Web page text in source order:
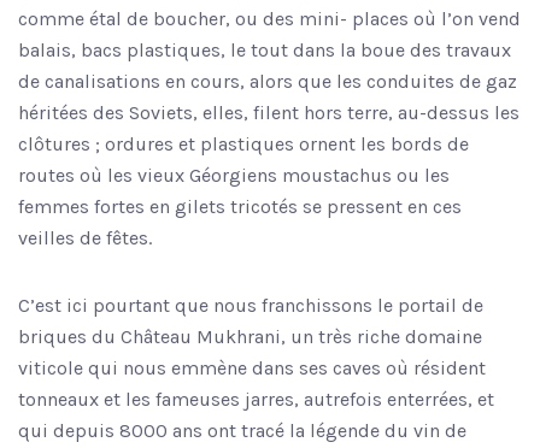
comme étal de boucher, ou des mini- places où l’on vend
balais, bacs plastiques, le tout dans la boue des travaux
de canalisations en cours, alors que les conduites de gaz
héritées des Soviets, elles, filent hors terre, au-dessus les
clôtures ; ordures et plastiques ornent les bords de
routes où les vieux Géorgiens moustachus ou les
femmes fortes en gilets tricotés se pressent en ces
veilles de fêtes.
C’est ici pourtant que nous franchissons le portail de
briques du Château Mukhrani, un très riche domaine
viticole qui nous emmène dans ses caves où résident
tonneaux et les fameuses jarres, autrefois enterrées, et
qui depuis 8000 ans ont tracé la légende du vin de